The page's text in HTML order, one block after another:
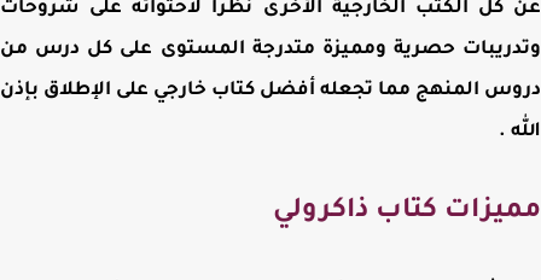
كل الكتب الخارجية الأخرى نظرا لاحتوائه على شروحات
حصرية ومميزة متدرجة المستوى على كل درس من
المنهج مما تجعله أفضل كتاب خارجي على الإطلاق بإذن
.
كتاب ذاكرولي